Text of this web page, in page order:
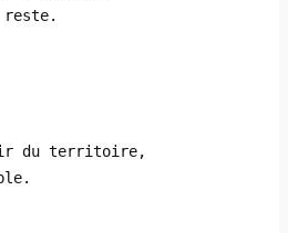
reste.
du territoire,